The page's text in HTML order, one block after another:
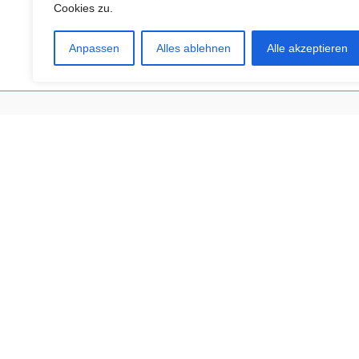
Cookies zu.
Anpassen Alles ablehnen Alle akzeptieren